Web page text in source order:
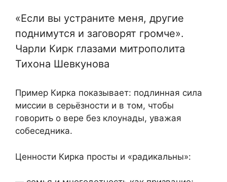
«Если вы устраните меня, другие
поднимутся и заговорят громче».
Чарли Кирк глазами митрополита
Тихона Шевкунова
Пример Кирка показывает: подлинная сила
миссии в серьёзности и в том, чтобы
говорить о вере без клоунады, уважая
собеседника.
Ценности Кирка просты и «радикальны»: